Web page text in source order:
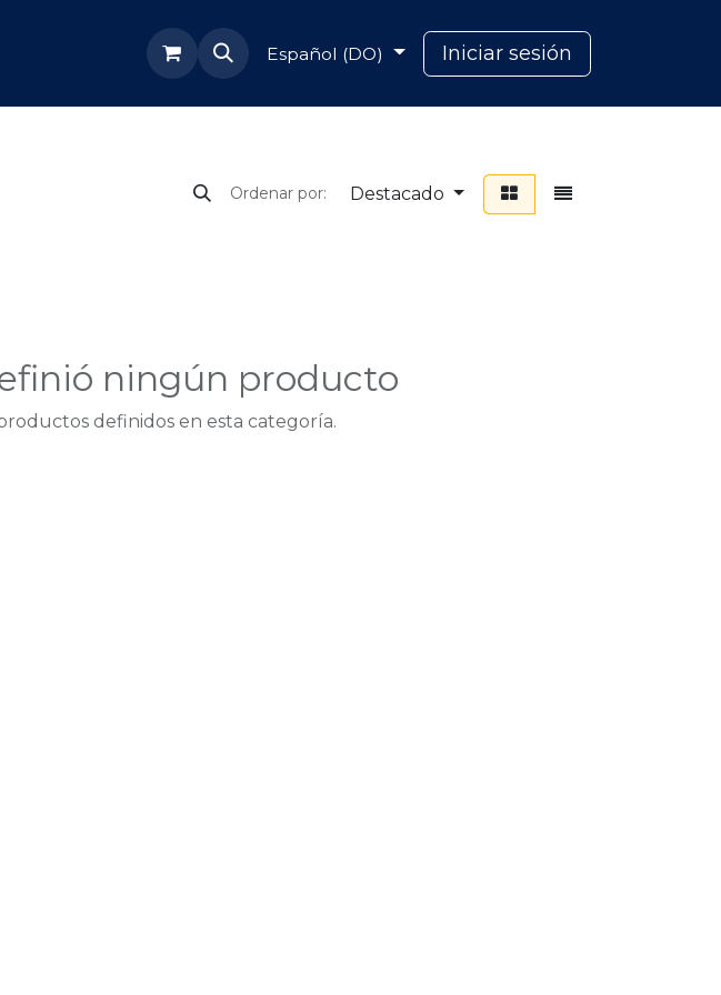
Soporte odoo Soporte Capcana
Español (DO) Iniciar sesión
Ordenar por: Destacado
ningún producto
definidos en esta categoría.